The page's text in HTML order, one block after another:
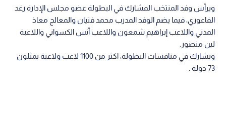
ويرأس وفد المنتخب المشارك في البطولة عضو مجلس الإدارة رغد
الفاعوري، فيما يضم الوفد المدرب محمد فتيان والمعالج معاذ
المدني واللاعب إبراهيم شمعون واللاعب أنس الكسواني واللاعبة
لين منصور.
ويشارك في منافسات البطولة، اكثر من 1100 لاعب ولاعبة يمثلون
73 دولة .